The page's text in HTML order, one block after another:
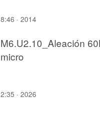
8:46 · 2014
M6.U2.10_Aleación
micro
2:35 · 2026